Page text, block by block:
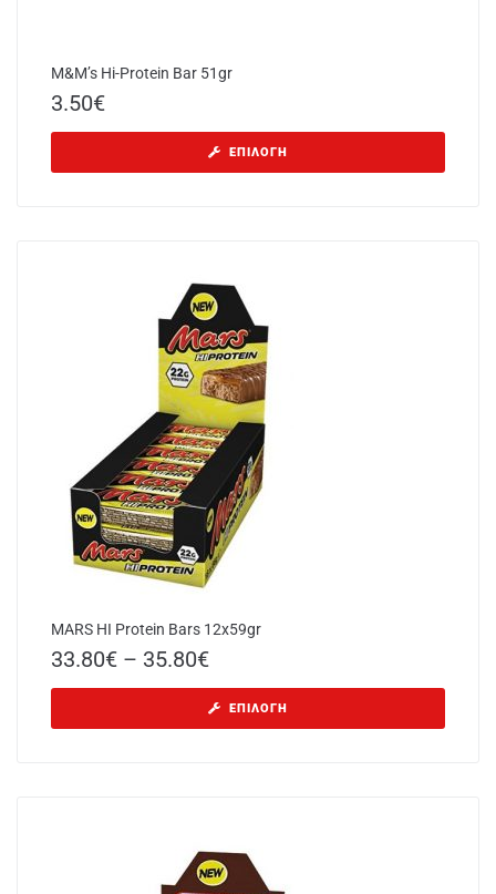
M&M’s Hi-Protein Bar 51gr
3.50€
ΕΠΙΛΟΓΉ
MARS HI Protein Bars 12x59gr
33.80€ – 35.80€
ΕΠΙΛΟΓΉ